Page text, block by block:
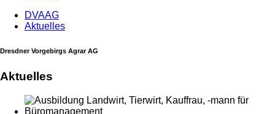
DVAAG
Aktuelles
Dresdner Vorgebirgs Agrar AG
Aktuelles